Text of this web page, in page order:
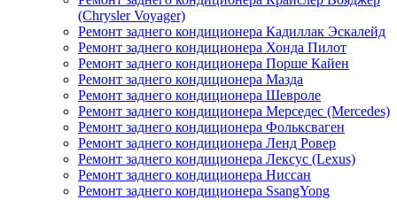
(Chrysler Voyager)
Ремонт заднего кондиционера Кадиллак Эскалейд
Ремонт заднего кондиционера Хонда Пилот
Ремонт заднего кондиционера Порше Кайен
Ремонт заднего кондиционера Мазда
Ремонт заднего кондиционера Шевроле
Ремонт заднего кондиционера Мерседес (Mercedes)
Ремонт заднего кондиционера Фольксваген
Ремонт заднего кондиционера Ленд Ровер
Ремонт заднего кондиционера Лексус (Lexus)
Ремонт заднего кондиционера Ниссан
Ремонт заднего кондиционера SsangYong